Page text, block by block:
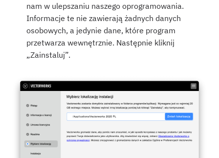
nam w ulepszaniu naszego oprogramowania.
Informacje te nie zawierają żadnych danych
osobowych, a jedynie dane, które program
przetwarza wewnętrznie. Następnie kliknij
„Zainstaluj”.